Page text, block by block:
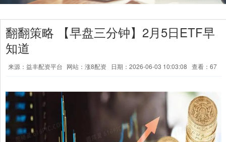
翻翻策略 【早盘三分钟】2月5日ETF早
知道
来源：益丰配资平台 网站：涨8配资 日期：2026-06-03 10:03:08 查看：67